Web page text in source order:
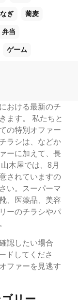
ぎ 蕎麦
弁当
ゲーム
おける最新のチ
ます。 私たちと
の特別オファー
ラシは、などか
ーに加えて、長
木屋では、8月
されていますの
い。スーパーマ
、医薬品、美容
ーのチラシやパ
認したい場合
ドしてくださ
ファーを見逃す